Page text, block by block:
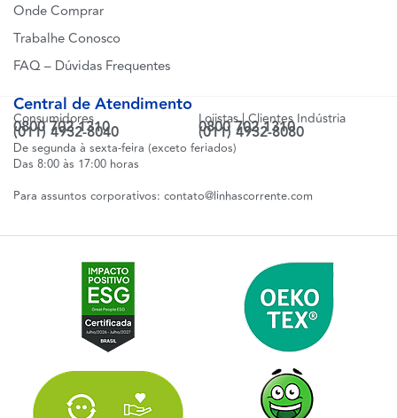
Onde Comprar
Trabalhe Conosco
FAQ – Dúvidas Frequentes
Central de Atendimento
Consumidores
0800 702 1310
(011) 4932-8040
Lojistas | Clientes Indústria
0800 702 1310
(011) 4932-8080
De segunda à sexta-feira (exceto feriados)
Das 8:00 às 17:00 horas
Para assuntos corporativos: contato@linhascorrente.com